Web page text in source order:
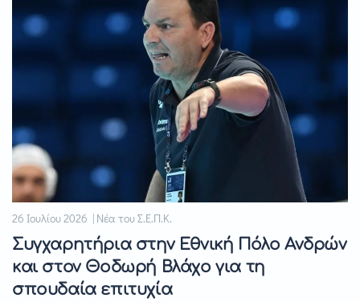
26 Ιουλίου 2026 | Νέα του Σ.Ε.Π.Κ.
Συγχαρητήρια στην Εθνική Πόλο Ανδρών
και στον Θοδωρή Βλάχο για τη
σπουδαία επιτυχία